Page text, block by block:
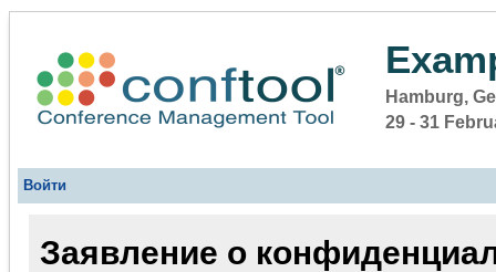
Hamburg,
29 - 31
Войти
Заявление о